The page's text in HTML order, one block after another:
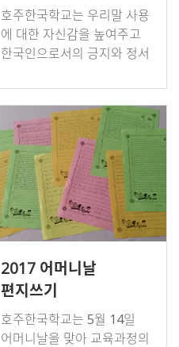
호주한국학교는 우리말 사용
에 대한 자신감을 높여주고
한국인으로서의 긍지와 정서
르기와 언어예절, 그리고 학
급별로 한국문화 체험 대상
종목을 정해 텀1~2에…
2017 어머니날
편지쓰기
호주한국학교는 5월 14일
어머니날을 맞아 교육과정의